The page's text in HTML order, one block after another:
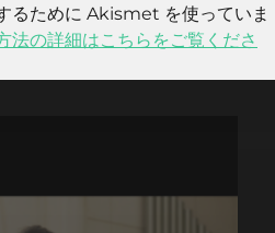
るために Akismet を使っていま
法の詳細はこちらをご覧くださ